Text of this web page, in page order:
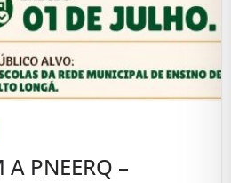
PNEERQ –